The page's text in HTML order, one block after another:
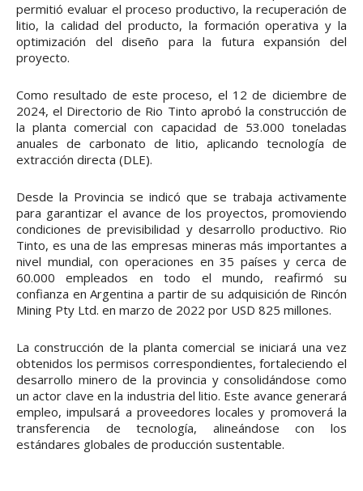
permitió evaluar el proceso productivo, la recuperación de
litio, la calidad del producto, la formación operativa y la
optimización del diseño para la futura expansión del
proyecto.
Como resultado de este proceso, el 12 de diciembre de
2024, el Directorio de Rio Tinto aprobó la construcción de
la planta comercial con capacidad de 53.000 toneladas
anuales de carbonato de litio, aplicando tecnología de
extracción directa (DLE).
Desde la Provincia se indicó que se trabaja activamente
para garantizar el avance de los proyectos, promoviendo
condiciones de previsibilidad y desarrollo productivo. Rio
Tinto, es una de las empresas mineras más importantes a
nivel mundial, con operaciones en 35 países y cerca de
60.000 empleados en todo el mundo, reafirmó su
confianza en Argentina a partir de su adquisición de Rincón
Mining Pty Ltd. en marzo de 2022 por USD 825 millones.
La construcción de la planta comercial se iniciará una vez
obtenidos los permisos correspondientes, fortaleciendo el
desarrollo minero de la provincia y consolidándose como
un actor clave en la industria del litio. Este avance generará
empleo, impulsará a proveedores locales y promoverá la
transferencia de tecnología, alineándose con los
estándares globales de producción sustentable.